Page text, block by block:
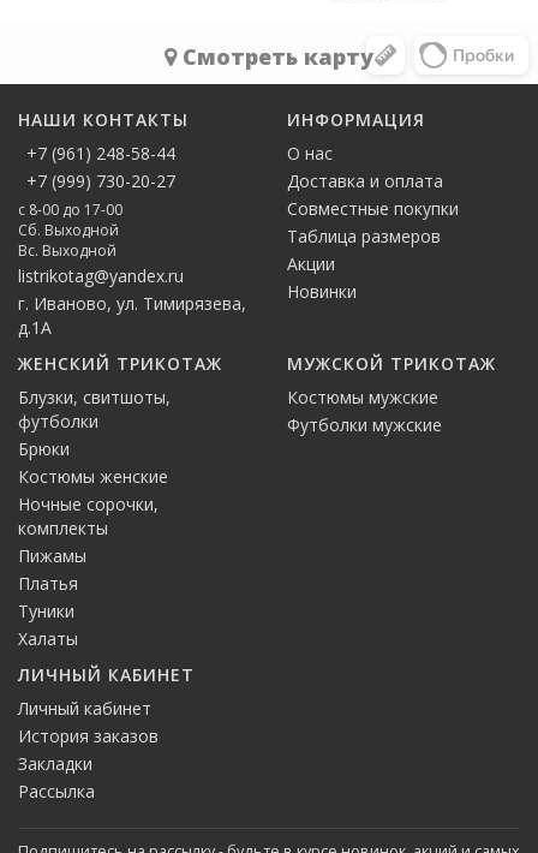
Cмотреть карту
НАШИ КОНТАКТЫ
+7 (961) 248-58-44
+7 (999) 730-20-27
с 8-00 до 17-00
Сб. Выходной
Вс. Выходной
listrikotag@yandex.ru
г. Иваново, ул. Тимирязева,
д.1А
ИНФОРМАЦИЯ
О нас
Доставка и оплата
Совместные покупки
Таблица размеров
Акции
Новинки
ЖЕНСКИЙ ТРИКОТАЖ
Блузки, свитшоты,
футболки
Брюки
Костюмы женские
Ночные сорочки,
комплекты
Пижамы
Платья
Туники
Халаты
МУЖСКОЙ ТРИКОТАЖ
Костюмы мужские
Футболки мужские
ЛИЧНЫЙ КАБИНЕТ
Личный кабинет
История заказов
Закладки
Рассылка